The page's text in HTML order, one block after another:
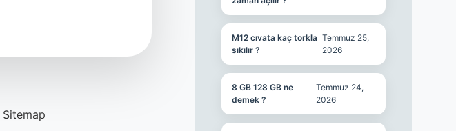
Sitemap
M12 cıvata kaç torkla
sıkılır ?
Temmuz 25,
2026
8 GB 128 GB ne
demek ?
Temmuz 24,
2026